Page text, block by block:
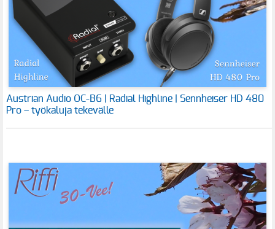
Austrian Audio OC-B6 | Radial Highline | Sennheiser HD 480
Pro – työkaluja tekevälle